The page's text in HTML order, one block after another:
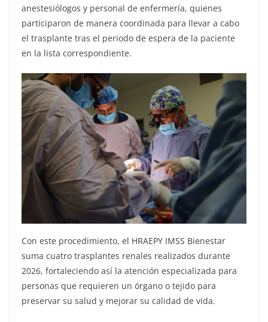
anestesiólogos y personal de enfermería, quienes
participaron de manera coordinada para llevar a cabo
el trasplante tras el periodo de espera de la paciente
en la lista correspondiente.
Con este procedimiento, el HRAEPY IMSS Bienestar
suma cuatro trasplantes renales realizados durante
2026, fortaleciendo así la atención especializada para
personas que requieren un órgano o tejido para
preservar su salud y mejorar su calidad de vida.